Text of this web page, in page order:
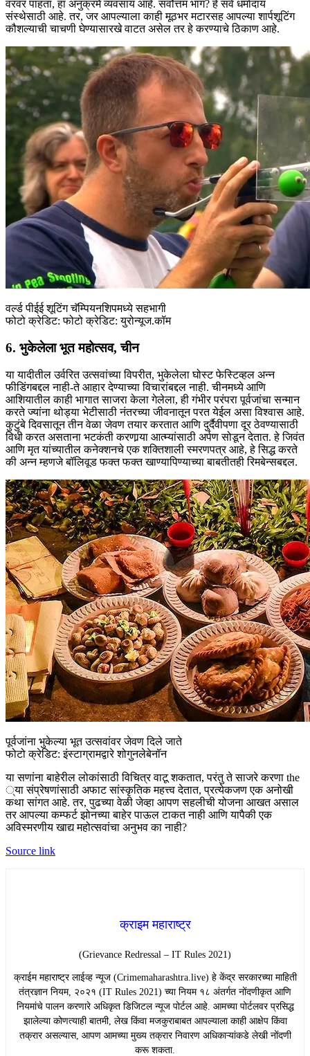
वरवर पाहता, हा अनुक्रमे व्यवसाय आहे. सर्वोत्तम भाग? हे सर्व धर्मादाय
संस्थेसाठी आहे. तर, जर आपल्याला काही मूठभर मटारसह आपल्या शार्पशूटिंग
कौशल्याची चाचणी घेण्यासारखे वाटत असेल तर हे करण्याचे ठिकाण आहे.
वर्ल्ड पीईई शूटिंग चॅम्पियनशिपमध्ये सहभागी
फोटो क्रेडिट: फोटो क्रेडिट: युरोन्यूज.कॉम
6. भुकेलेला भूत महोत्सव, चीन
या यादीतील उर्वरित उत्सवांच्या विपरीत, भुकेलेला घोस्ट फेस्टिव्हल अन्न
फीडिंगबद्दल नाही-ते आहार देण्याच्या विचारांबद्दल नाही. चीनमध्ये आणि
आशियातील काही भागात साजरा केला गेलेला, ही गंभीर परंपरा पूर्वजांचा सन्मान
करते ज्यांना थोड्या भेटीसाठी नंतरच्या जीवनातून परत येईल असा विश्वास आहे.
कुटुंबे दिवसातून तीन वेळा जेवण तयार करतात आणि दुर्दैवीपणा दूर ठेवण्यासाठी
विधी करत असताना भटकंती करणार्‍या आत्म्यांसाठी अर्पण सोडून देतात. हे जिवंत
आणि मृत यांच्यातील कनेक्शनचे एक शक्तिशाली स्मरणपत्र आहे, हे सिद्ध करते
की अन्न म्हणजे बॉलिवूड फक्त फक्त खाण्यापिण्याच्या बाबतीतही रिमबेन्सबद्दल.
पूर्वजांना भुकेल्या भूत उत्सवांवर जेवण दिले जाते
फोटो क्रेडिट: इंस्टाग्रामद्वारे शोगुनलेबेनॉन
या सणांना बाहेरील लोकांसाठी विचित्र वाटू शकतात, परंतु ते साजरे करणा the
्या संप्रेषणांसाठी अफाट सांस्कृतिक महत्त्व देतात, प्रत्येकजण एक अनोखी
कथा सांगत आहे. तर, पुढच्या वेळी जेव्हा आपण सहलीची योजना आखत असाल
तर आपल्या कम्फर्ट झोनच्या बाहेर पाऊल टाकत नाही आणि यापैकी एक
अविस्मरणीय खाद्य महोत्सवांचा अनुभव का नाही?
Source link
क्राइम महाराष्ट्र
(Grievance Redressal – IT Rules 2021)
​क्राईम महाराष्ट्र लाईव्ह न्यूज (Crimemaharashtra.live) हे केंद्र सरकारच्या माहिती
तंत्रज्ञान नियम, २०२१ (IT Rules 2021) च्या नियम १८ अंतर्गत नोंदणीकृत आणि
नियमांचे पालन करणारे अधिकृत डिजिटल न्यूज पोर्टल आहे. आमच्या पोर्टलवर प्रसिद्ध
झालेल्या कोणत्याही बातमी, लेख किंवा मजकुराबाबत आपल्याला काही आक्षेप किंवा
तक्रार असल्यास, आपण आमच्या मुख्य तक्रार निवारण अधिकाऱ्यांकडे लेखी नोंदणी
करू शकता.